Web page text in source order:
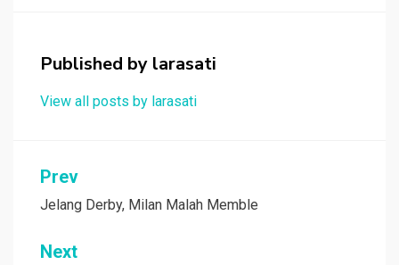
o
k
p
p
Published by larasati
View all posts by larasati
Navigasi
pos
Prev
Jelang Derby, Milan Malah Memble
Next